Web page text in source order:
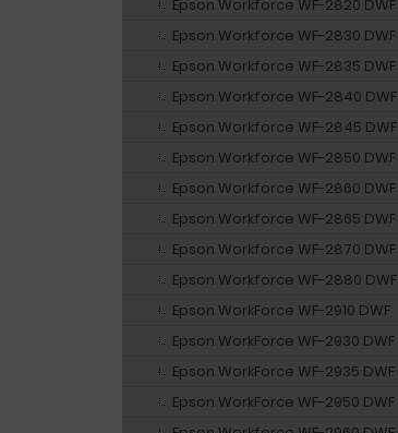
Epson Workforce WF-2820 DWF
Epson Workforce WF-2830 DWF
Epson Workforce WF-2835 DWF
Epson Workforce WF-2840 DWF
Epson Workforce WF-2845 DWF
Epson Workforce WF-2850 DWF
Epson Workforce WF-2860 DWF
Epson Workforce WF-2865 DWF
Epson Workforce WF-2870 DWF
Epson Workforce WF-2880 DWF
Epson WorkForce WF-2910 DWF
Epson WorkForce WF-2930 DWF
Epson WorkForce WF-2935 DWF
Epson WorkForce WF-2950 DWF